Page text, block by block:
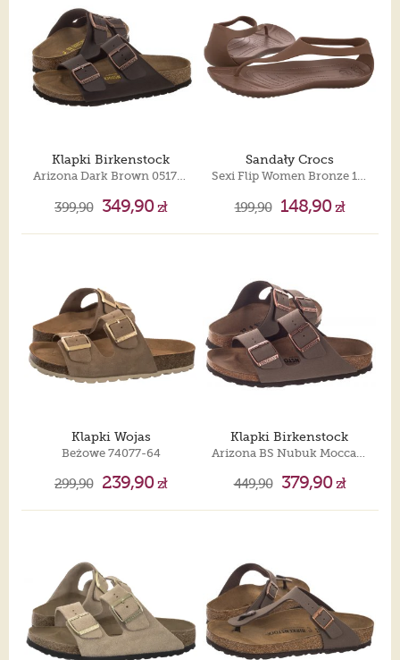
eleganckich, klasycznych czółenek, które dopełnią każdy strój.
Botki to już nie tylko buty na jesień, ale wersje z ażurową
cholewką będziesz mogła nosić również latem. Modne od kilku
sezonów kowbojki pięknie wyglądają gdy połączysz je ze
zwiewną spódnicą. Każda kobieta jest inna, dlatego producenci
obuwia co roku rozszerzają swoją ofertę, szukając coraz to
nowszych rozwiązań, będących odpowiedzią na potrzeby pań.
A Ty w których butach chodzisz najczęściej?
Klapki Birkenstock
Arizona Dark Brown 051703
399,90 349,90zł
Sandały Crocs
Sexi Flip Women Bronze 11354-854
199,90 148,90zł
Klapki Wojas
Beżowe 74077-64
299,90 239,90zł
Klapki Birkenstock
449,90 379,90zł